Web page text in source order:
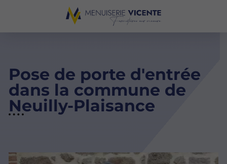
Pose de porte d'entrée
dans la commune de
Neuilly-Plaisance